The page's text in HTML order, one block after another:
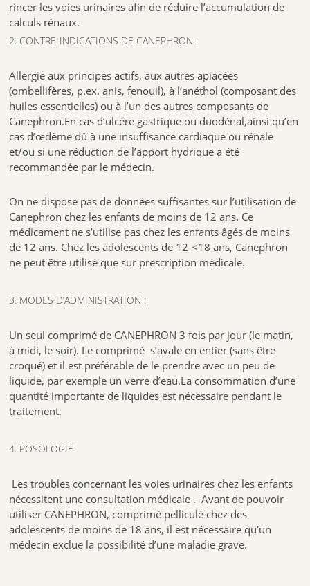
rincer les voies urinaires afin de réduire l’accumulation de
calculs rénaux.
2. CONTRE-INDICATIONS DE CANEPHRON :
Allergie aux principes actifs, aux autres apiacées
(ombellifères, p.ex. anis, fenouil), à l’anéthol (composant des
huiles essentielles) ou à l’un des autres composants de
Canephron.En cas d’ulcère gastrique ou duodénal,ainsi qu’en
cas d’œdème dû à une insuffisance cardiaque ou rénale
et/ou si une réduction de l’apport hydrique a été
recommandée par le médecin.
On ne dispose pas de données suffisantes sur l’utilisation de
Canephron chez les enfants de moins de 12 ans. Ce
médicament ne s’utilise pas chez les enfants âgés de moins
de 12 ans. Chez les adolescents de 12-<18 ans, Canephron
ne peut être utilisé que sur prescription médicale.
3. MODES D’ADMINISTRATION :
Un seul comprimé de CANEPHRON 3 fois par jour (le matin,
à midi, le soir). Le comprimé s’avale en entier (sans être
croqué) et il est préférable de le prendre avec un peu de
liquide, par exemple un verre d’eau.La consommation d’une
quantité importante de liquides est nécessaire pendant le
traitement.
4. POSOLOGIE
Les troubles concernant les voies urinaires chez les enfants
nécessitent une consultation médicale . Avant de pouvoir
utiliser CANEPHRON, comprimé pelliculé chez des
adolescents de moins de 18 ans, il est nécessaire qu’un
médecin exclue la possibilité d’une maladie grave.